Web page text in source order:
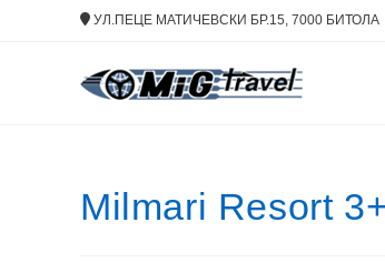
УЛ.ПЕЦЕ МАТИЧЕВСКИ БР.15, 7000 БИТОЛА
Milmari Resort